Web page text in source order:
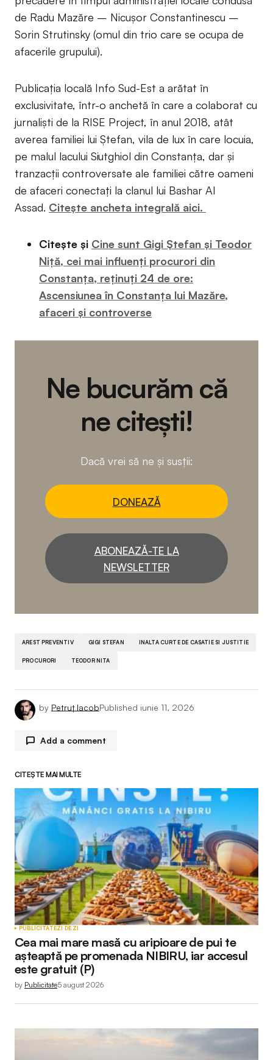
de Radu Mazăre – Nicușor Constantinescu –
Sorin Strutinsky (omul din trio care se ocupa de
afacerile grupului).
Publicația locală Info Sud-Est a arătat în
exclusivitate, într-o anchetă în care a colaborat cu
jurnaliști de la RISE Project, în anul 2018, atât
averea familiei lui Ștefan, vila de lux în care locuia,
pe malul lacului Siutghiol din Constanța, dar și
tranzacții controversate ale familiei către oameni
de afaceri conectați la clanul lui Bashar Al
Assad. Citește ancheta integrală aici.
Citește și Cine sunt Gigi Ștefan și Teodor
Niță, cei mai influenți procurori din
Constanța, reținuți 24 de ore:
Ascensiunea în Constanța lui Mazăre,
afaceri și controverse
Ne bucurăm că
ne citești!
Dacă vrei să ne și susții:
DONEAZĂ
ABONEAZĂ-TE LA
NEWSLETTER
AREST PREVENTIV GIGI STEFAN INALTA CURTE DE CASATIE SI JUSTITIE
PROCURORI TEODOR NITA
by Petruț IacobPublished iunie 11, 2026
Add a comment
Adresa ta de email nu va fi publicată. Câmpurile
obligatorii sunt marcate cu*
Comment*
Your Name*
Your E-mail*
CITEȘTE MAI MULTE
PUBLICITATEZI DE ZI
Cea mai mare masă cu aripioare de pui te
așteaptă pe promenada NIBIRU, iar accesul
este gratuit (P)
by Publicitate5 august 2026